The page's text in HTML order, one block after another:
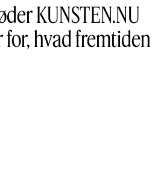
KUNSTEN.NU
hvad fremtiden